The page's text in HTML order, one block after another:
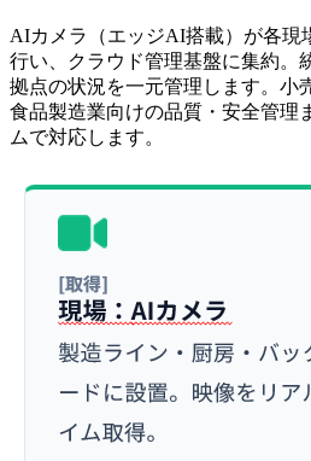
AIカメラ（エッジAI搭載）が各現
行い、クラウド管理基盤に集約。
拠点の状況を一元管理します。小
食品製造業向けの品質・安全管理
ムで対応します。